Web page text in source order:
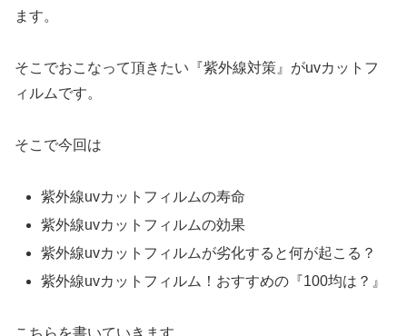
ます。
そこでおこなって頂きたい『紫外線対策』がuvカットフ
ィルムです。
そこで今回は
紫外線uvカットフィルムの寿命
紫外線uvカットフィルムの効果
紫外線uvカットフィルムが劣化すると何が起こる？
紫外線uvカットフィルム！おすすめの『100均は？』